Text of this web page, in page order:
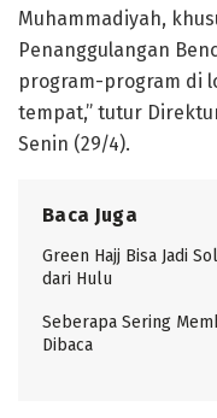
Muhammadiyah,
Penanggulangan
program-program di
tempat,” tutur
Senin (29/4).
Baca Juga
Green Hajj Bisa Jadi
dari Hulu
Seberapa Sering
Dibaca